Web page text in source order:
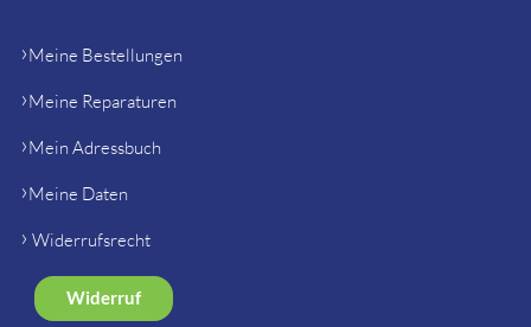
Meine Bestellungen
Meine Reparaturen
Mein Adressbuch
Meine Daten
Widerrufsrecht
Widerruf